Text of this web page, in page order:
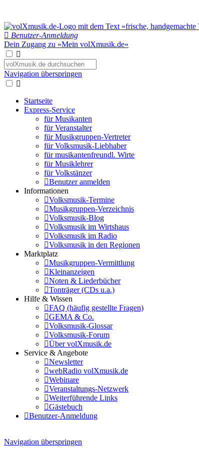
Benutzer-Anmeldung
Dein Zugang zu »Mein volXmusik.de«
Navigation überspringen
Startseite
Express-Service
für Musikanten
für Veranstalter
für Musikgruppen-Vertreter
für Volksmusik-Liebhaber
für musikantenfreundl. Wirte
für Musiklehrer
für Volkstänzer
Benutzer anmelden
Informationen
Volksmusik-Termine
Musikgruppen-Verzeichnis
Volksmusik-Blog
Volksmusik im Wirtshaus
Volksmusik im Radio
Volksmusik in den Regionen
Marktplatz
Musikgruppen-Vermittlung
Kleinanzeigen
Noten & Liederbücher
Tonträger (CDs u.a.)
Hilfe & Wissen
FAQ (häufig gestellte Fragen)
GEMA & Co.
Volksmusik-Glossar
Volksmusik-Forum
Über volXmusik.de
Service & Angebote
Newsletter
webRadio volXmusik.de
Webinare
Veranstaltungs-Netzwerk
Weiterführende Links
Gästebuch
Benutzer-Anmeldung
Navigation überspringen